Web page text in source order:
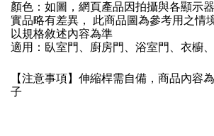
顏色：如圖，網頁產品因拍攝與各顯示
實品略有差異， 此商品圖為參考用之情
以規格敘述內容為準
適用：臥室門、廚房門、浴室門、衣櫥
【注意事項】伸縮桿需自備，商品內容
子